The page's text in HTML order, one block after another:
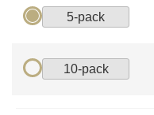
5-pack
10-pack